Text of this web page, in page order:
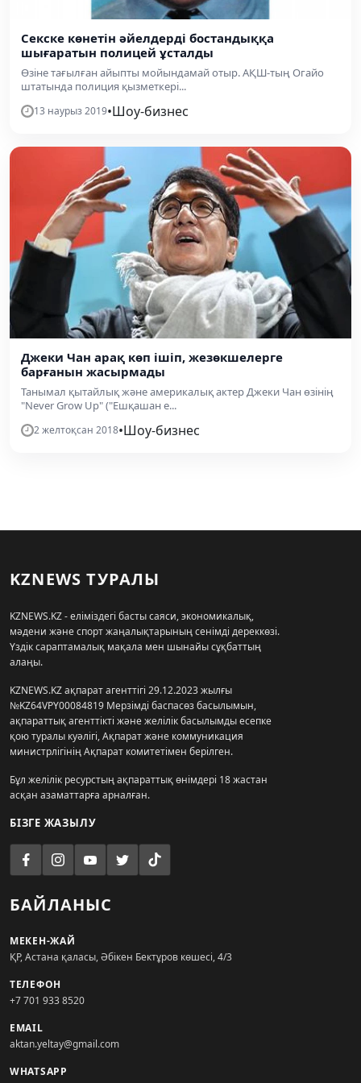
Секске көнетін әйелдерді бостандыққа
шығаратын полицей ұсталды
Өзіне тағылған айыпты мойындамай отыр. АҚШ-тың Огайо
штатында полиция қызметкері...
13 наурыз 2019•Шоу-бизнес
Джеки Чан арақ көп ішіп, жезөкшелерге
барғанын жасырмады
Танымал қытайлық және америкалық актер Джеки Чан өзінің
"Never Grow Up" ("Ешқашан е...
2 желтоқсан 2018•Шоу-бизнес
KZNEWS ТУРАЛЫ
KZNEWS.KZ - еліміздегі басты саяси, экономикалық,
мәдени және спорт жаңалықтарының сенімді дереккөзі.
Үздік сараптамалық мақала мен шынайы сұқбаттың
алаңы.
KZNEWS.KZ ақпарат агенттігі 29.12.2023 жылғы
№KZ64VPY00084819 Мерзімді баспасөз басылымын,
ақпараттық агенттікті және желілік басылымды есепке
қою туралы куәлігі, Ақпарат және коммуникация
министрлігінің Ақпарат комитетімен берілген.
Бұл желілік ресурстың ақпараттық өнімдері 18 жастан
асқан азаматтарға арналған.
БІЗГЕ ЖАЗЫЛУ
БАЙЛАНЫС
МЕКЕН-ЖАЙ
ҚР, Астана қаласы, Әбікен Бектұров көшесі, 4/3
ТЕЛЕФОН
+7 701 933 8520
EMAIL
aktan.yeltay@gmail.com
WHATSAPP